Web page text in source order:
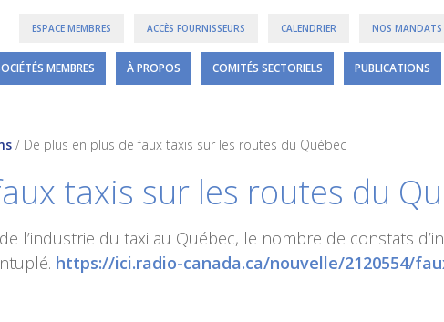
ESPACE MEMBRES ACCÈS FOURNISSEURS CALENDRIER NOS MANDATS
MEMBRES À PROPOS COMITÉS SECTORIELS PUBLICATIONS
/ De plus en plus de faux taxis sur les routes du Québec
taxis sur les routes du
l’industrie du taxi au Québec, le nombre de constats
https://ici.radio-canada.ca/nouvelle/2120554/